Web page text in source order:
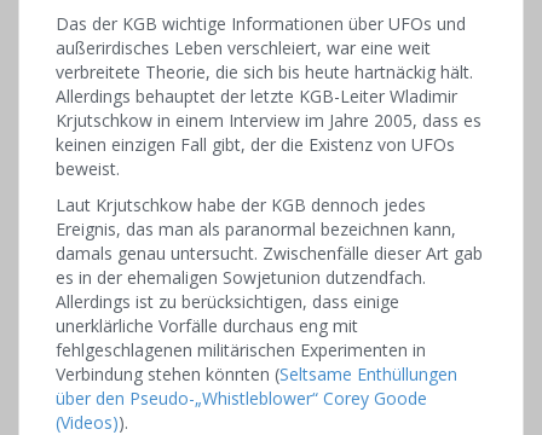
Das der KGB wichtige Informationen über UFOs und
außerirdisches Leben verschleiert, war eine weit
verbreitete Theorie, die sich bis heute hartnäckig hält.
Allerdings behauptet der letzte KGB-Leiter Wladimir
Krjutschkow in einem Interview im Jahre 2005, dass es
keinen einzigen Fall gibt, der die Existenz von UFOs
beweist.
Laut Krjutschkow habe der KGB dennoch jedes
Ereignis, das man als paranormal bezeichnen kann,
damals genau untersucht. Zwischenfälle dieser Art gab
es in der ehemaligen Sowjetunion dutzendfach.
Allerdings ist zu berücksichtigen, dass einige
unerklärliche Vorfälle durchaus eng mit
fehlgeschlagenen militärischen Experimenten in
Verbindung stehen könnten (Seltsame Enthüllungen
über den Pseudo-„Whistleblower“ Corey Goode
(Videos)).